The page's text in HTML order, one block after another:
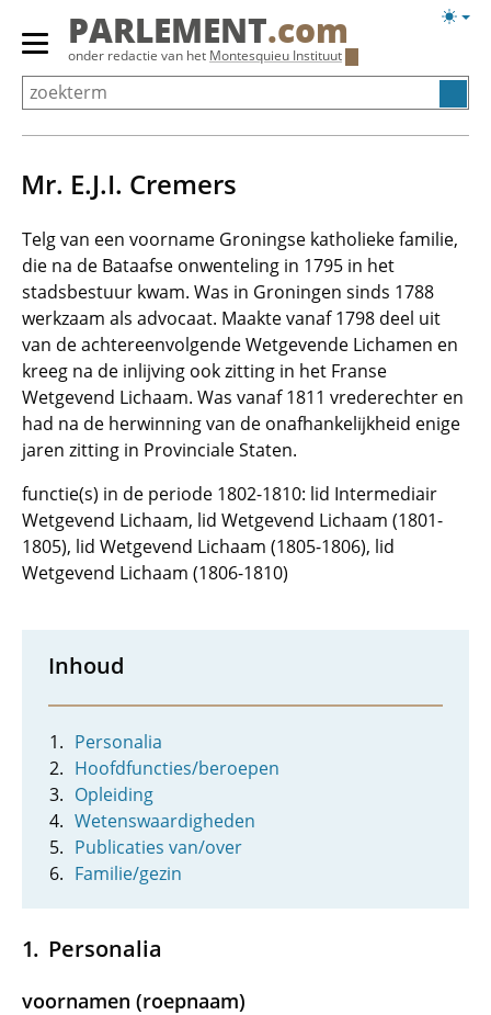
Overslaan
Primair
menu
tonen/verbergen
PARLEMENT.com
onder redactie van het Montesquieu Instituut
Mr. E.J.I. Cremers
Telg van een voorname Groningse katholieke familie,
die na de Bataafse onwenteling in 1795 in het
stadsbestuur kwam. Was in Groningen sinds 1788
werkzaam als advocaat. Maakte vanaf 1798 deel uit
van de achtereenvolgende Wetgevende Lichamen en
kreeg na de inlijving ook zitting in het Franse
Wetgevend Lichaam. Was vanaf 1811 vrederechter en
had na de herwinning van de onafhankelijkheid enige
jaren zitting in Provinciale Staten.
functie(s) in de periode 1802-1810: lid Intermediair
Wetgevend Lichaam, lid Wetgevend Lichaam (1801-
1805), lid Wetgevend Lichaam (1805-1806), lid
Wetgevend Lichaam (1806-1810)
Inhoud
Personalia
Hoofdfuncties/beroepen
Opleiding
Wetenswaardigheden
Publicaties van/over
Familie/gezin
Personalia
voornamen (roepnaam)